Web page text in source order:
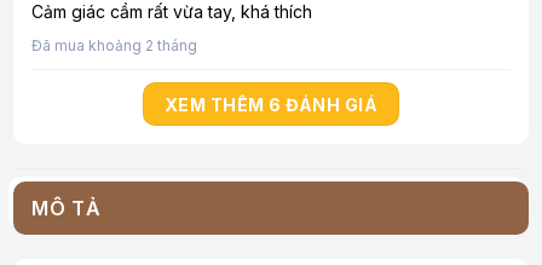
MÔ TẢ
Cảm giác cầm rất vừa tay, khá thích
Đã mua khoảng 2 tháng
XEM THÊM 6 ĐÁNH GIÁ